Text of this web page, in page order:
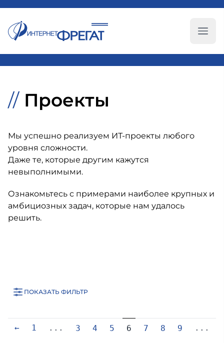
//Проекты
Мы успешно реализуем ИТ-проекты любого
уровня сложности.
Даже те, которые другим кажутся
невыполнимыми.
Ознакомьтесь с примерами наиболее крупных и
амбициозных задач, которые нам удалось
решить.
ПОКАЗАТЬ ФИЛЬТР
← 1 ... 3 4 5 6 7 8 9 ...